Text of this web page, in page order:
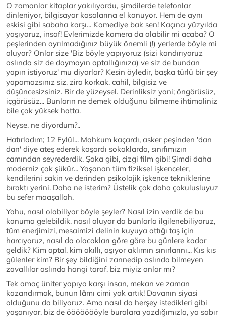
O zamanlar kitaplar yakılıyordu, şimdilerde telefonlar
dinleniyor, bilgisayar kasalarına el konuyor. Hem de aynı
eskisi gibi sabaha karşı... Komediye bak sen! Kaçıncı yüzyılda
yaşıyoruz, insaf! Evlerimizde kamera da olabilir mi acaba? O
peşlerinden ayrılmadığınız büyük önemli (!) yerlerde böyle mi
oluyor? Onlar size 'Biz böyle yapıyoruz (sizi kandırıyoruz
aslında siz de doymayın aptallığınıza) ve siz de bundan
yapın istiyoruz' mu diyorlar? Kesin öyledir, başka türlü bir şey
yapamazsınız siz, zira korkak, cahil, bilgisiz ve
düşüncesizsiniz. Bir de yüzeysel. Derinliksiz yani; öngörüsüz,
içgörüsüz... Bunların ne demek olduğunu bilmeme ihtimaliniz
bile çok yüksek hatta.
Neyse, ne diyordum?..
Hatırladım; 12 Eylül... Mahkum kaçardı, asker peşinden 'dan
dan' diye ateş ederek koşardı sokaklarda, sınıfımızın
camından seyrederdik. Şaka gibi, çizgi film gibi! Şimdi daha
moderniz çok şükür... Yaşanan tüm fiziksel işkenceler,
kendilerini sakin ve derinden psikolojik işkence tekniklerine
bıraktı yerini. Daha ne isterim? Üstelik çok daha çokulusluyuz
bu sefer maaşallah.
Yahu, nasıl olabiliyor böyle şeyler? Nasıl izin verdik de bu
konuma gelebildik, nasıl oluyor da bunlarla ilgilenebiliyoruz,
tüm enerjimizi, mesaimizi delinin kuyuya attığı taş için
harcıyoruz, nasıl da olacakları göre göre bu günlere kadar
geldik? Kim aptal, kim akıllı, aşıyor aklımın sınırlarını... Kıs kıs
gülenler kim? Bir şey bildiğini zannedip aslında bilmeyen
zavallılar aslında hangi taraf, biz miyiz onlar mı?
Tek amaç üniter yapıya karşı insan, mekan ve zaman
kazandırmak, bunun lâmı cimi yok artık! Davanın siyasi
olduğunu da biliyoruz. Ama nasıl da herşey istedikleri gibi
yaşanıyor, biz de öööööööyle buralara yazdığımızla, ya sabır